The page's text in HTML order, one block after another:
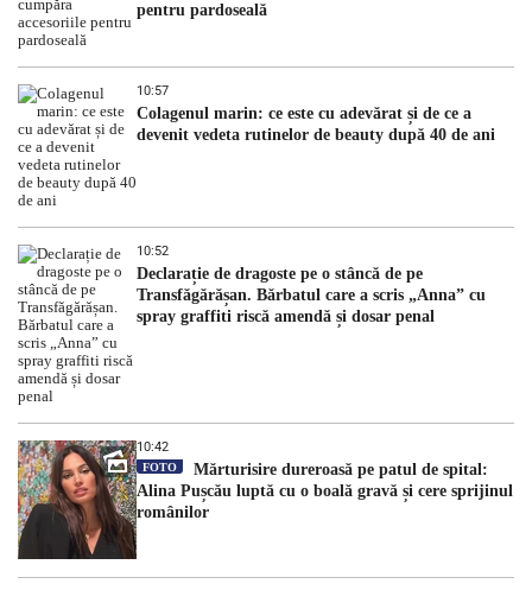
pentru pardoseală
10:57
Colagenul marin: ce este cu adevărat și de ce a
devenit vedeta rutinelor de beauty după 40 de ani
10:52
Declarație de dragoste pe o stâncă de pe
Transfăgărășan. Bărbatul care a scris „Anna” cu
spray graffiti riscă amendă și dosar penal
10:42
FOTO
Mărturisire dureroasă pe patul de spital:
Alina Pușcău luptă cu o boală gravă și cere sprijinul
românilor